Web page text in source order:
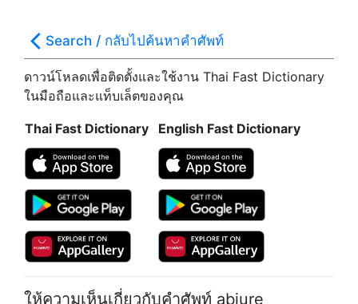
Search / กลับไปค้นหาคำศัพท์
ดาวน์โหลดเพื่อติดตั้งและใช้งาน Thai Fast Dictionary
ในมือถือและแท็บเล็ตของคุณ
Thai Fast Dictionary English Fast Dictionary
ให้ความเห็นเกี่ยวกับคำศัพท์ abjure